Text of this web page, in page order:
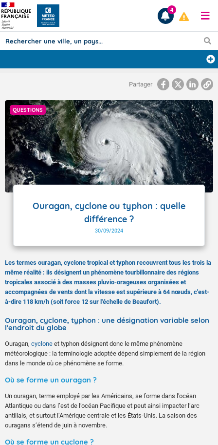
Prévisions
TOUS LES RÉSULTATS
Articles
4
Partager
QUESTIONS
Ouragan, cyclone ou typhon : quelle
différence ?
30/09/2024
Les termes ouragan, cyclone tropical et typhon recouvrent tous les trois la
même réalité : ils désignent un phénomène tourbillonnaire des régions
tropicales associé à des masses pluvio-orageuses organisées et
accompagnées de vents dont la vitesse est supérieure à 64 nœuds, c'est-
à-dire 118 km/h (soit force 12 sur l'échelle de Beaufort).
Ouragan, cyclone, typhon : une désignation variable selon
l'endroit du globe
Ouragan, cyclone et typhon désignent donc le même phénomène
météorologique : la terminologie adoptée dépend simplement de la région
dans le monde où ce phénomène se forme.
Où se forme un ouragan ?
Un ouragan, terme employé par les Américains, se forme dans l’océan
Atlantique ou dans l’est de l’océan Pacifique et peut ainsi impacter l’arc
antillais, et surtout l’Amérique centrale et les États-Unis. La saison des
ouragans s’étend de juin à novembre.
Où se forme un cyclone ?